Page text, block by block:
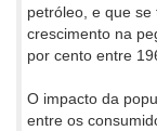
petróleo, e que
crescimento na
por cento entre
O impacto da
entre os